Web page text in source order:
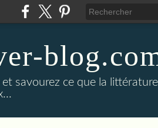
savourez ce que la